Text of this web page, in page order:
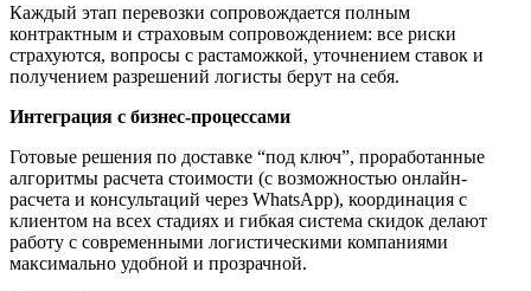
Каждый этап перевозки сопровождается полным
контрактным и страховым сопровождением: все риски
страхуются, вопросы с растаможкой, уточнением ставок и
получением разрешений логисты берут на себя.
Интеграция с бизнес-процессами
Готовые решения по доставке “под ключ”, проработанные
алгоритмы расчета стоимости (с возможностью онлайн-
расчета и консультаций через WhatsApp), координация с
клиентом на всех стадиях и гибкая система скидок делают
работу с современными логистическими компаниями
максимально удобной и прозрачной.